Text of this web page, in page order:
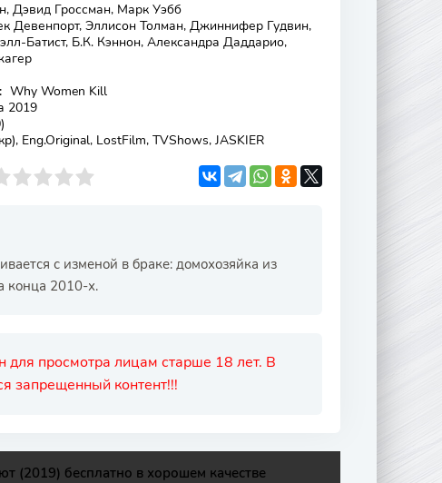
Дэвид Гроссман, Марк Уэбб
Девенпорт, Эллисон Толман, Джиннифер Гудвин,
Батист, Б.К. Кэннон, Александра Даддарио,
Why Women Kill
2019
Eng.Original, LostFilm, TVShows, JASKIER
с изменой в браке: домохозяйка из
конца 2010-х.
просмотра лицам старше 18 лет. В
запрещенный контент!!!
(2019) бесплатно в хорошем качестве